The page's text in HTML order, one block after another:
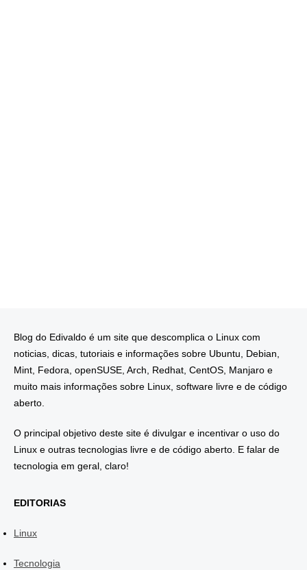
Blog do Edivaldo é um site que descomplica o Linux com
noticias, dicas, tutoriais e informações sobre Ubuntu, Debian,
Mint, Fedora, openSUSE, Arch, Redhat, CentOS, Manjaro e
muito mais informações sobre Linux, software livre e de código
aberto.
O principal objetivo deste site é divulgar e incentivar o uso do
Linux e outras tecnologias livre e de código aberto. E falar de
tecnologia em geral, claro!
EDITORIAS
Linux
Tecnologia